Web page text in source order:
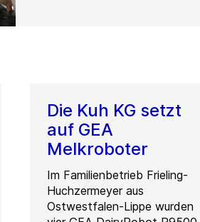
Die Kuh KG setzt
auf GEA
Melkroboter
Im Familienbetrieb Frieling-
Huchzermeyer aus
Ostwestfalen-Lippe wurden